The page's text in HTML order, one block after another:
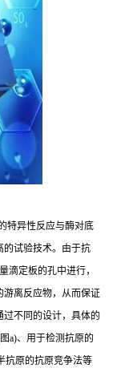
特异性反应与酶对底
的试验技术。由于抗
滴定板的孔中进行，
离反应物，从而保证
过不同的设计，具体的
图a)、用于检测抗原的
抗原的抗原竞争法等